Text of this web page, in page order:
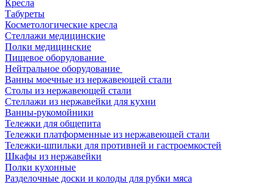
Кресла
Табуреты
Косметологические кресла
Стеллажи медицинские
Полки медицинские
Пищевое оборудование
Нейтральное оборудование
Ванны моечные из нержавеющей стали
Столы из нержавеющей стали
Стеллажи из нержавейки для кухни
Ванны-рукомойники
Тележки для общепита
Тележки платформенные из нержавеющей стали
Тележки-шпильки для противней и гастроемкостей
Шкафы из нержавейки
Полки кухонные
Разделочные доски и колоды для рубки мяса